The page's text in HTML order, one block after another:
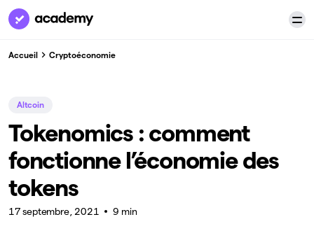
Accueil Cryptoéconomie
Altcoin
Tokenomics : comment
fonctionne l’économie des
tokens
17 septembre, 2021 9 min